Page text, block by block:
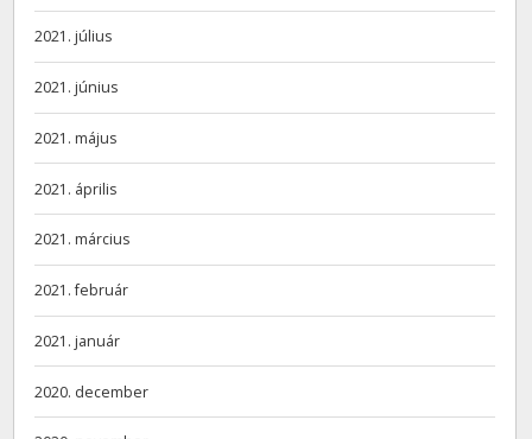
2021. július
2021. június
2021. május
2021. április
2021. március
2021. február
2021. január
2020. december